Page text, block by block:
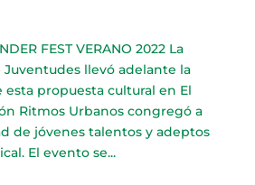
FEST VERANO 2022 La
Juventudes llevó adelante la
esta propuesta cultural en El
Ritmos Urbanos congregó a
de jóvenes talentos y adeptos
El evento se...